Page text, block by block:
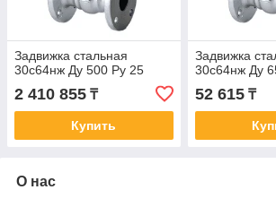
Задвижка стальная
30с64нж Ду 500 Ру 25
2 410 855 ₸
Купить
Задвижка
30с64нж Ду
52 615₸
О нас